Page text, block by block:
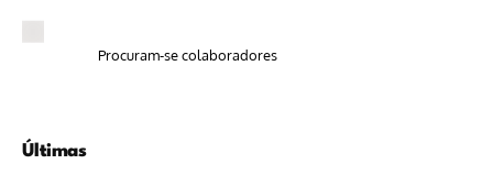
Procuram-se colaboradores
Últimas